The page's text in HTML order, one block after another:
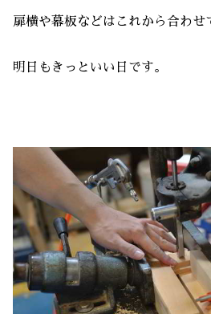
扉横や幕板などはこれから合わせ
明日もきっといい日です。